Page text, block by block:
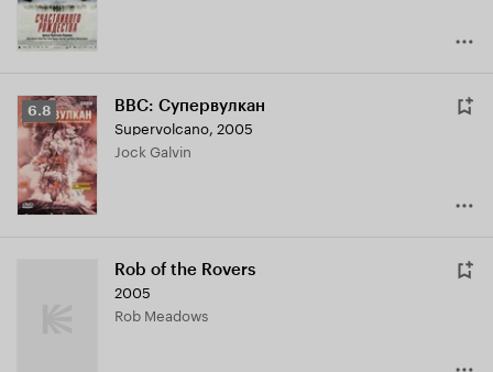
Рейтинг
Кинопоиска
6.8
6.8 BBC: Супервулкан
Supervolcano, 2005
Jock Galvin
Rob of the Rovers
2005
Rob Meadows